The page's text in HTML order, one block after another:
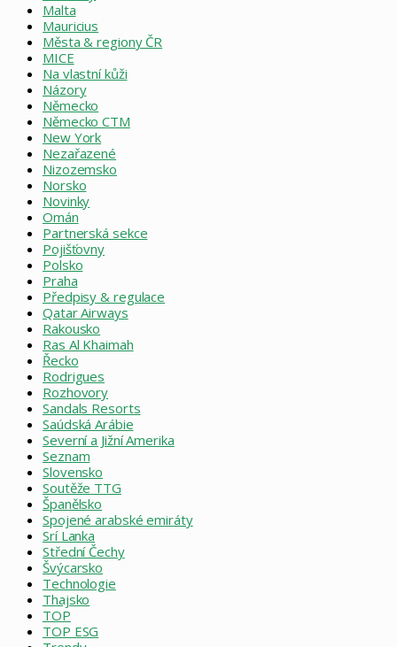
Malta
Mauricius
Města & regiony ČR
MICE
Na vlastní kůži
Názory
Německo
Německo CTM
New York
Nezařazené
Nizozemsko
Norsko
Novinky
Omán
Partnerská sekce
Pojišťovny
Polsko
Praha
Předpisy & regulace
Qatar Airways
Rakousko
Ras Al Khaimah
Řecko
Rodrigues
Rozhovory
Sandals Resorts
Saúdská Arábie
Severní a Jižní Amerika
Seznam
Slovensko
Soutěže TTG
Španělsko
Spojené arabské emiráty
Srí Lanka
Střední Čechy
Švýcarsko
Technologie
Thajsko
TOP
TOP ESG